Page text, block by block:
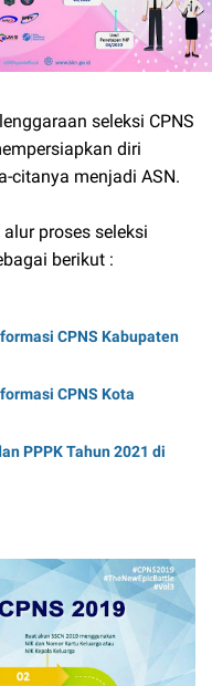
seleksi CPNS
diri
citanya menjadi ASN.
proses seleksi
berikut :
CPNS Kabupaten
CPNS Kota
PPPK Tahun 2021 di